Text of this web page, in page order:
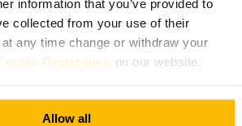
information that you’ve provided to
collected from your use of their
any time change or withdraw your
Declaration on our website.
Allow all
lavet med meringue og